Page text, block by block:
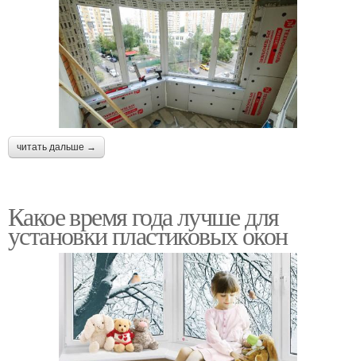
читать дальше →
Какое время года лучше для
установки пластиковых окон